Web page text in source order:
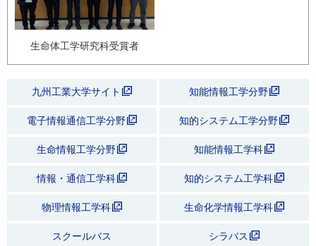
生命体工学研究科受賞者
九州工業大学サイト 知能情報工学分野
電子情報通信工学分野 知的システム工学分野
生命情報工学分野 知能情報工学科
情報・通信工学科 知的システム工学科
物理情報工学科 生命化学情報工学科
スクールバス シラバス